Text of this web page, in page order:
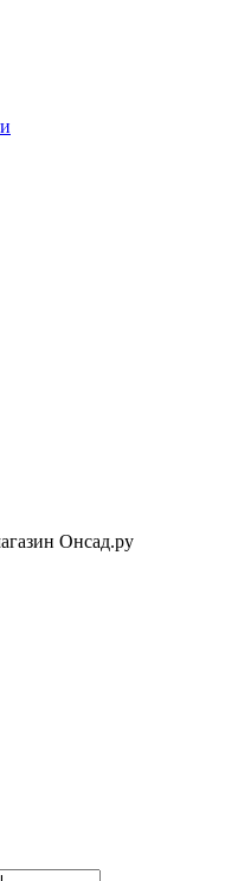
Онсад.ру